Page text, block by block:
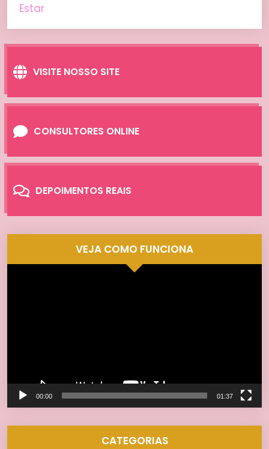
Estar
VISITE NOSSO SITE
CONSULTORES ONLINE
DEPOIMENTOS REAIS
VEJA COMO FUNCIONA
00:00 01:37
CATEGORIAS